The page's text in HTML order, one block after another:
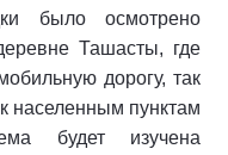
было осмотрено
Ташасты, где
дорогу, так
населенным пунктам
будет изучена